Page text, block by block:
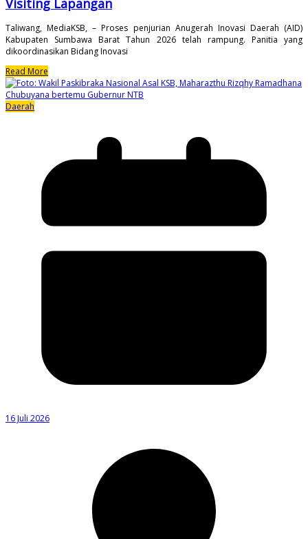
Taliwang, MediaKSB, – Proses penjurian Anugerah Inovasi Daerah (AID)
Kabupaten Sumbawa Barat Tahun 2026 telah rampung. Panitia yang
dikoordinasikan Bidang Inovasi
Read More
Daerah
16 Juli 2026